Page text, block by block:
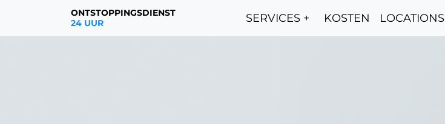
ONTSTOPPINGSDIENST
24 UUR
SERVICES + KOSTEN LOCATIONS